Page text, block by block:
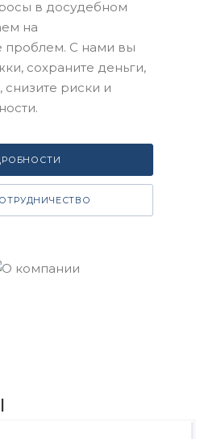
в досудебном
на
С нами вы
сохраните деньги,
риски и